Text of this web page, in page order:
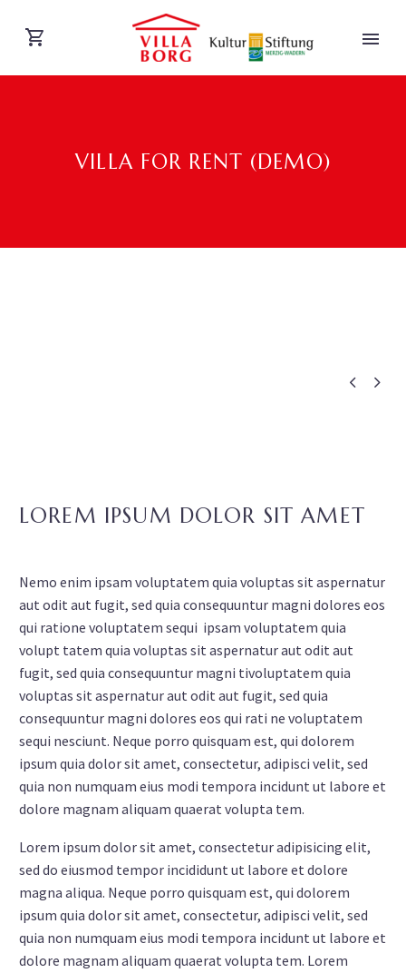
VILLA FOR RENT (DEMO)
 
LOREM IPSUM DOLOR SIT AMET
Nemo enim ipsam voluptatem quia voluptas sit aspernatur
aut odit aut fugit, sed quia consequuntur magni dolores eos
qui ratione voluptatem sequi ipsam voluptatem quia
volupt tatem quia voluptas sit aspernatur aut odit aut
fugit, sed quia consequuntur magni tivoluptatem quia
voluptas sit aspernatur aut odit aut fugit, sed quia
consequuntur magni dolores eos qui rati ne voluptatem
sequi nesciunt. Neque porro quisquam est, qui dolorem
ipsum quia dolor sit amet, consectetur, adipisci velit, sed
quia non numquam eius modi tempora incidunt ut labore et
dolore magnam aliquam quaerat volupta tem.
Lorem ipsum dolor sit amet, consectetur adipisicing elit,
sed do eiusmod tempor incididunt ut labore et dolore
magna aliqua. Neque porro quisquam est, qui dolorem
ipsum quia dolor sit amet, consectetur, adipisci velit, sed
quia non numquam eius modi tempora incidunt ut labore et
dolore magnam aliquam quaerat volupta tem. Lorem